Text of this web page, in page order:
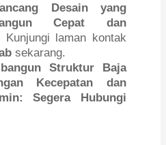
Desain yang
Cepat dan
Kunjungi laman kontak
sekarang.
Struktur Baja
Kecepatan dan
Segera Hubungi